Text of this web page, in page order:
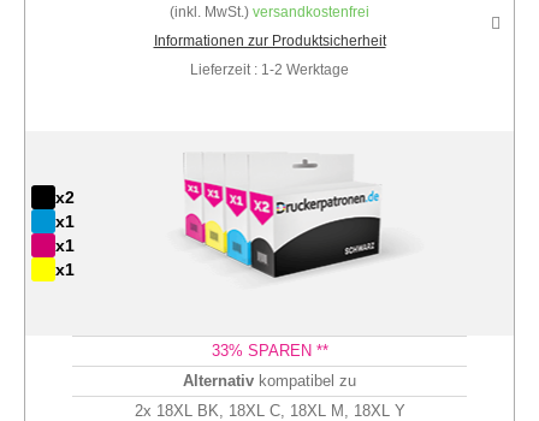
(inkl. MwSt.) versandkostenfrei
Informationen zur Produktsicherheit
Lieferzeit : 1-2 Werktage
x2
x1
x1
x1
33% SPAREN **
Alternativ kompatibel zu
2x 18XL BK, 18XL C, 18XL M, 18XL Y